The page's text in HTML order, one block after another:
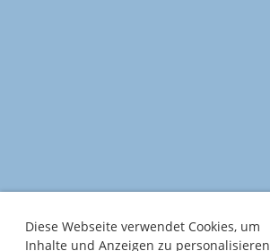
Diese Webseite verwendet Cookies, um
Inhalte und Anzeigen zu personalisieren